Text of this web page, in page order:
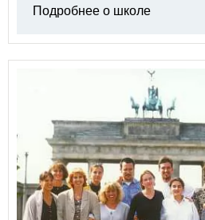
Подробнее о школе